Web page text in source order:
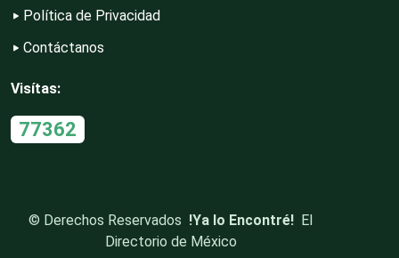
Control de Plagas
Cortinas, Persianas y Alfombras
Política de Privacidad
Contáctanos
Visítas:
77362
© Derechos Reservados !Ya lo Encontré! El
Directorio de México